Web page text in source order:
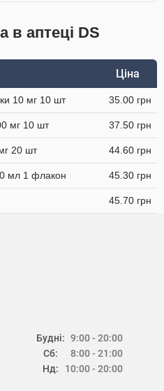
в аптеці DS
Ціна
10 мг 10 шт 35.00 грн
мг 10 шт 37.50 грн
20 шт 44.60 грн
мл 1 флакон 45.30 грн
45.70 грн
Будні:
Сб:
Нд:
9:00 - 20:00
8:00 - 21:00
10:00 - 20:00